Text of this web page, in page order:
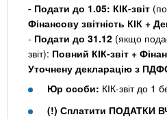
- Подати до 1.05: КІК-звіт
Фінансову звітність КІК +
- Подати до 31.12 (якщо
звіт): Повний КІК-звіт +
Уточнену декларацію з
Юр особи: КІК-звіт до 1
(!) Сплатити ПОДАТКИ